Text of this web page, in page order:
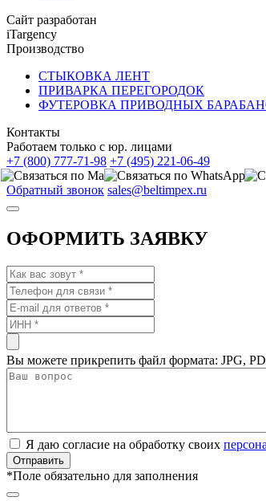
Сайт разработан
iTargency
Производство
СТЫКОВКА ЛЕНТ
ПРИВАРКА ПЕРЕГОРОДОК
ФУТЕРОВКА ПРИВОДНЫХ
Контакты
Работаем только с юр. лицами
+7 (800) 777-71-98 +7 (495) 221-06-49
Обратный звонок sales@beltimpex.ru
ОФОРМИТЬ ЗАЯВКУ
Вы можете прикрепить файл формата: JPG,
Я даю согласие на обработку своих
*Поле обязательно для заполнения